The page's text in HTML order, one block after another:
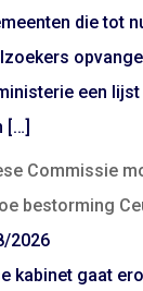
die tot
een
[…]
Commissie
bestorming
2026
kabinet gaat